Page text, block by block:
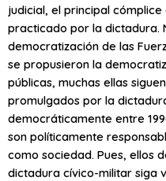
judicial, el principal
practicado por la dictadura.
democratización de las
se propusieron la
públicas, muchas ellas
promulgados por la
democráticamente entre
son políticamente
como sociedad. Pues, ellos
dictadura cívico-militar siga